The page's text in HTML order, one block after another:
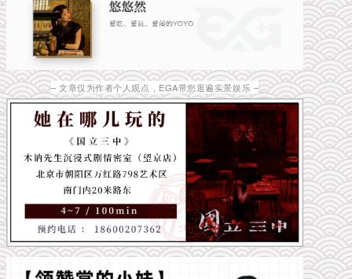
– 文章仅为作者个人观点，EGA带您逛遍实景娱乐 –